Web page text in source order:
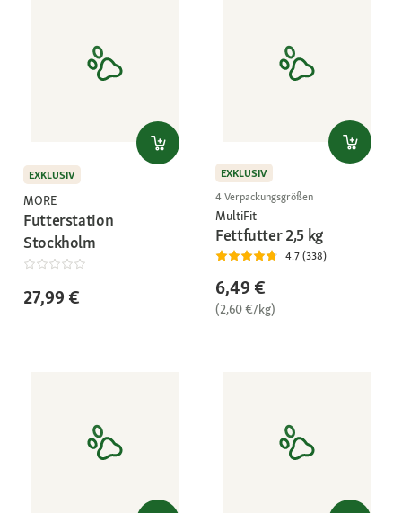
EXKLUSIV
MORE
Futterstation
Stockholm
27,99 €
EXKLUSIV
4 Verpackungsgrößen
MultiFit
Fettfutter 2,5 kg
4.7 (338)
6,49 €
(2,60 €/kg)